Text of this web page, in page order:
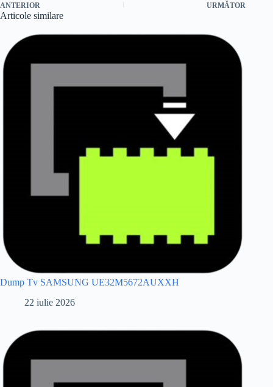
ANTERIOR URMĂTOR
Articole similare
Dump Tv SAMSUNG UE32M5672AUXXH
22 iulie 2026